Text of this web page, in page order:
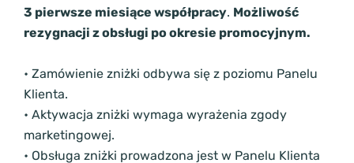
3 pierwsze miesiące współpracy. Możliwość
rezygnacji z obsługi po okresie promocyjnym.
• Zamówienie zniżki odbywa się z poziomu Panelu
Klienta.
• Aktywacja zniżki wymaga wyrażenia zgody
marketingowej.
• Obsługa zniżki prowadzona jest w Panelu Klienta